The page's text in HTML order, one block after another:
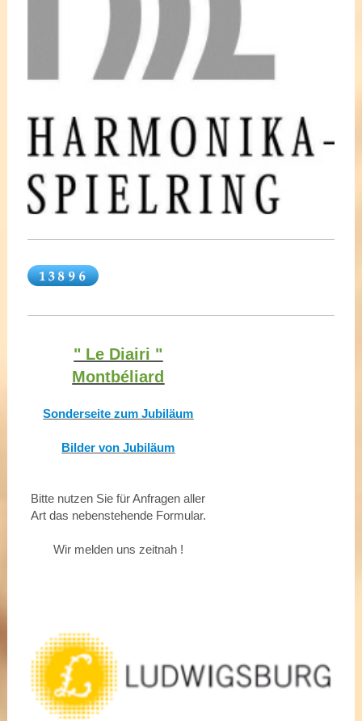
" Le Diairi "
Montbéliard
Sonderseite zum Jubiläum
Bilder von Jubiläum
Bitte nutzen Sie für Anfragen aller
Art das nebenstehende Formular.
Wir melden uns zeitnah !